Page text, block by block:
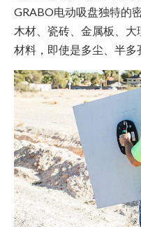
GRABO电动吸盘独特的
木材、瓷砖、金属板、
材料，即使是多尘、半多